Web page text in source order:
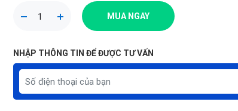
MUA NGAY
NHẬP THÔNG TIN ĐỂ ĐƯỢC TƯ VẤN